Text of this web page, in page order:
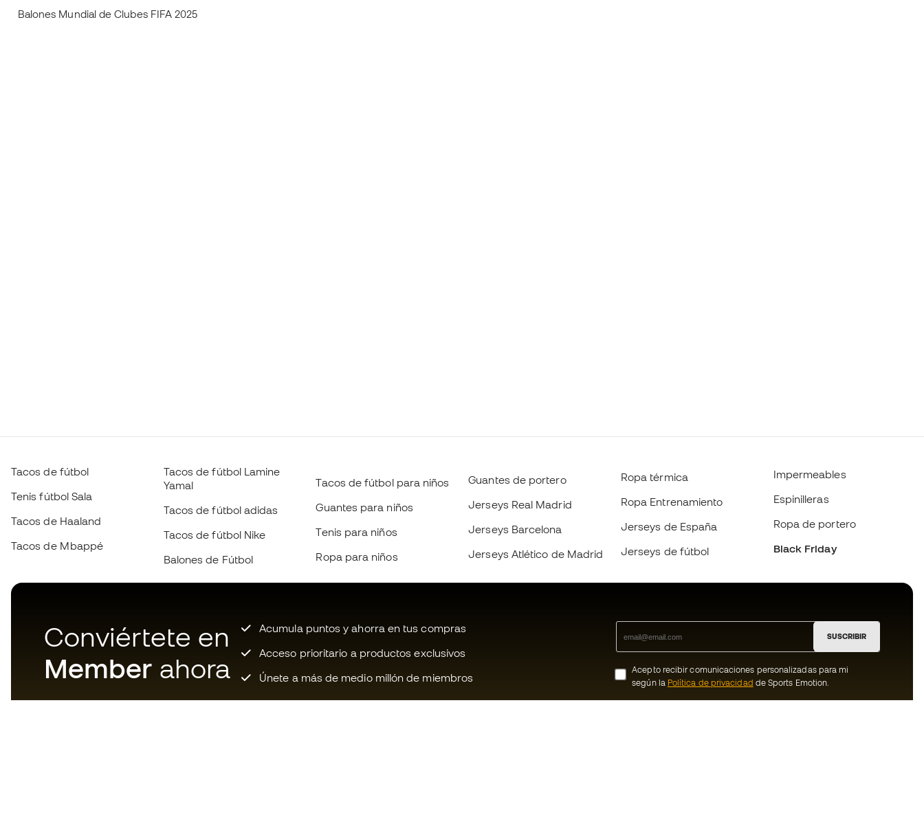
Balones Mundial de Clubes FIFA 2025
Tacos de fútbol
Tenis fútbol Sala
Tacos de Haaland
Tacos de Mbappé
Tacos de fútbol Lamine
Yamal
Tacos de fútbol adidas
Tacos de fútbol Nike
Balones de Fútbol
Tacos de fútbol para niños
Guantes para niños
Tenis para niños
Ropa para niños
Guantes de portero
Jerseys Real Madrid
Jerseys Barcelona
Jerseys Atlético de Madrid
Ropa térmica
Ropa Entrenamiento
Jerseys de España
Jerseys de fútbol
Impermeables
Espinilleras
Ropa de portero
Black Friday
Conviértete en
Member ahora
Acumula puntos y ahorra en tus compras
Acceso prioritario a productos exclusivos
Únete a más de medio millón de miembros
SUSCRIBIR
Acepto recibir comunicaciones personalizadas para mi
según la Política de privacidad de Sports Emotion.